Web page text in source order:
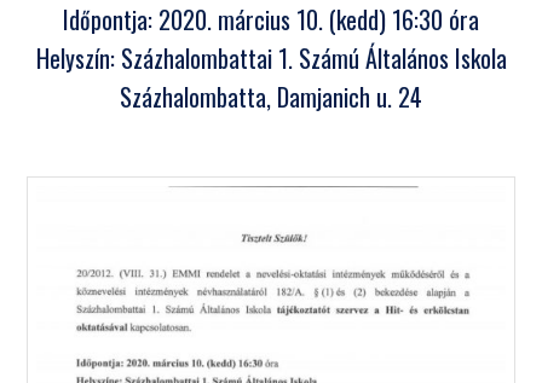
Időpontja: 2020. március 10. (kedd) 16:30 óra
Helyszín: Százhalombattai 1. Számú Általános Iskola
Százhalombatta, Damjanich u. 24